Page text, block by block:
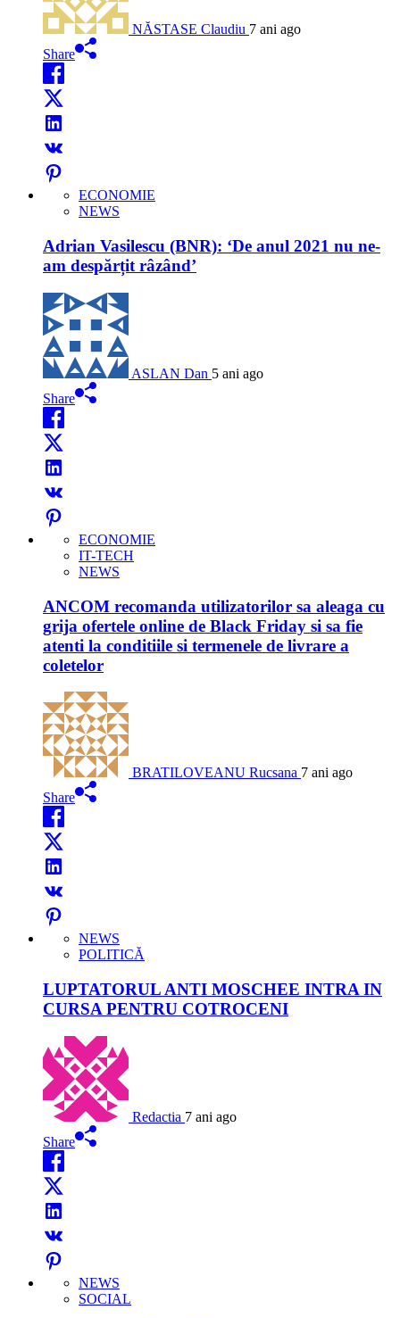
NĂSTASE Claudiu 7 ani ago
Share
ECONOMIE
NEWS
Adrian Vasilescu (BNR): ‘De anul 2021 nu ne-
am despărțit râzând’
ASLAN Dan 5 ani ago
Share
ECONOMIE
IT-TECH
NEWS
ANCOM recomanda utilizatorilor sa aleaga cu
grija ofertele online de Black Friday si sa fie
atenti la conditiile si termenele de livrare a
coletelor
BRATILOVEANU Rucsana 7 ani ago
Share
NEWS
POLITICĂ
LUPTATORUL ANTI MOSCHEE INTRA IN
CURSA PENTRU COTROCENI
Redactia 7 ani ago
Share
NEWS
SOCIAL